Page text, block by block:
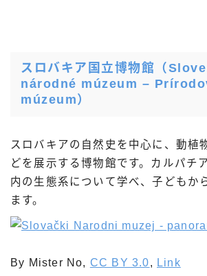
スロバキア国立博物館（
národné múzeum –
múzeum）
スロバキアの自然史を中心に、動植
どを展示する博物館です。カルパチ
内の生態系について学べ、子どもか
ます。
By Mister No, CC BY 3.0, Link